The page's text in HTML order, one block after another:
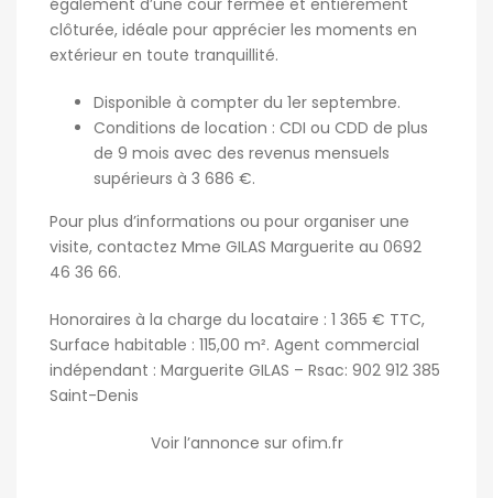
également d’une cour fermée et entièrement
clôturée, idéale pour apprécier les moments en
extérieur en toute tranquillité.
Disponible à compter du 1er septembre.
Conditions de location : CDI ou CDD de plus
de 9 mois avec des revenus mensuels
supérieurs à 3 686 €.
Pour plus d’informations ou pour organiser une
visite, contactez Mme GILAS Marguerite au 0692
46 36 66.
Honoraires à la charge du locataire : 1 365 € TTC,
Surface habitable : 115,00 m². Agent commercial
indépendant : Marguerite GILAS – Rsac: 902 912 385
Saint-Denis
Voir l’annonce sur ofim.fr